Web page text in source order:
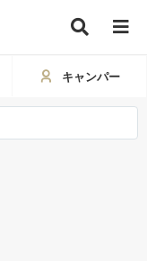
キャンパー